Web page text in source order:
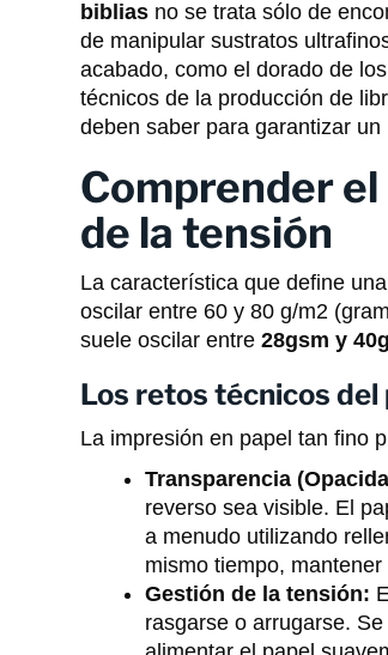
biblias no se trata sólo de
de manipular sustratos
acabado, como el dorado de
técnicos de la producción de
deben saber para garantizar
Comprender
de la tensión
La característica que define
oscilar entre 60 y 80 g/m2
suele oscilar entre 28gsm y
Los retos técnicos del
La impresión en papel tan fino
Transparencia
reverso sea visible. El
a menudo utilizando
mismo tiempo,
Gestión de la tensión:
rasgarse o arrugarse.